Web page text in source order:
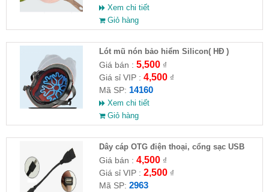
Xem chi tiết
Giỏ hàng
Lót mũ nón bảo hiểm Silicon( HĐ )
Giá bán : 5,500₫
Giá sỉ VIP : 4,500₫
Mã SP: 14160
Xem chi tiết
Giỏ hàng
Dây cáp OTG điện thoại, cổng sạc USB
Giá bán : 4,500₫
Giá sỉ VIP : 2,500₫
Mã SP: 2963